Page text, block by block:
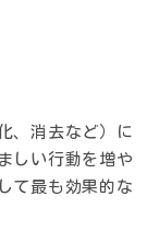
、消去など）に
しい行動を増や
て 最も効果的な